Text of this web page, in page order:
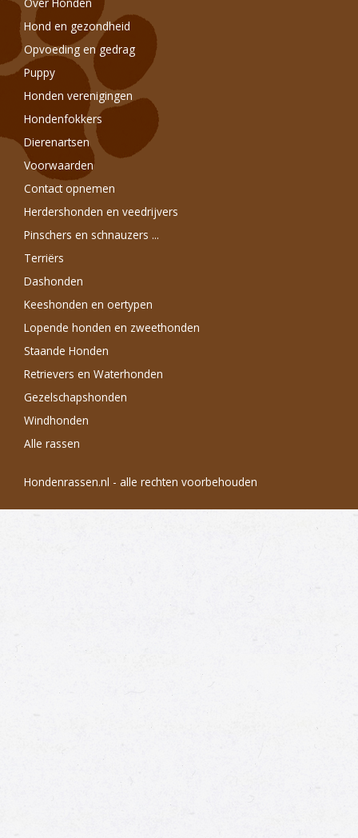
Hond en gezondheid
Opvoeding en gedrag
Puppy
Honden verenigingen
Hondenfokkers
Dierenartsen
Voorwaarden
Contact opnemen
Herdershonden en veedrijvers
Pinschers en schnauzers ...
Terriërs
Dashonden
Keeshonden en oertypen
Lopende honden en zweethonden
Staande Honden
Retrievers en Waterhonden
Gezelschapshonden
Windhonden
Alle rassen
Hondenrassen.nl - alle rechten voorbehouden